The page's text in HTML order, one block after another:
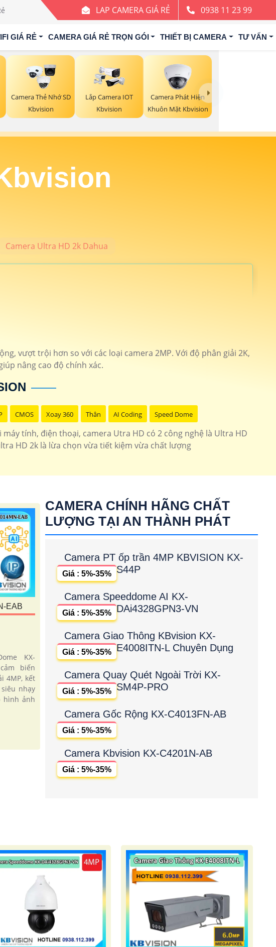
LAP CAMERA GIÁ RẺ 0938 11 23 99
GIÁ RẺ CAMERA GIÁ RẺ TRỌN GÓI THIẾT BỊ CAMERA TƯ VẤN
Camera Thẻ Nhớ SD
Kbvision
Lắp Camera IOT
Kbvision
Camera Phát Hiện
Khuôn Mặt Kbvision
Camera Ultra HD 2k Dahua
chính hãng 24 tháng. Camera An Thành Phát cung cấp những dòng
chất lượng . 🛒
sắt nét tích hợp micro giá rẻ
độ phân giải 4mp hồng ngoại 10m IPC-A42P-D-V2
nét 4MP tích hợp báo động kbvisionkx-caif4003n-dl-ab
vượt trội hơn so với các loại camera 2MP. Với độ phân giải 2K,
nâng cao độ chính xác.
CMOS Xoay 360 Thân AI Coding Speed Dome
tính, điện thoại, camera Utra HD có 2 công nghệ là Ultra HD
HD 2k là lừa chọn vừa tiết kiệm vừa chất lượng
EAB
KX-
biến
4MP, kết
nhạy
hình ảnh
CAMERA CHÍNH HÃNG CHẤT
LƯỢNG TẠI AN THÀNH PHÁT
Camera PT ốp trần 4MP KBVISION KX-
S44P
Giá : 5%-35%
Camera Speeddome AI KX-
DAi4328GPN3-VN
Giá : 5%-35%
Camera Giao Thông KBvision KX-
E4008ITN-L Chuyên Dụng
Giá : 5%-35%
Camera Quay Quét Ngoài Trời KX-
SM4P-PRO
Giá : 5%-35%
Camera Gốc Rộng KX-C4013FN-AB
Giá : 5%-35%
Camera Kbvision KX-C4201N-AB
Giá : 5%-35%